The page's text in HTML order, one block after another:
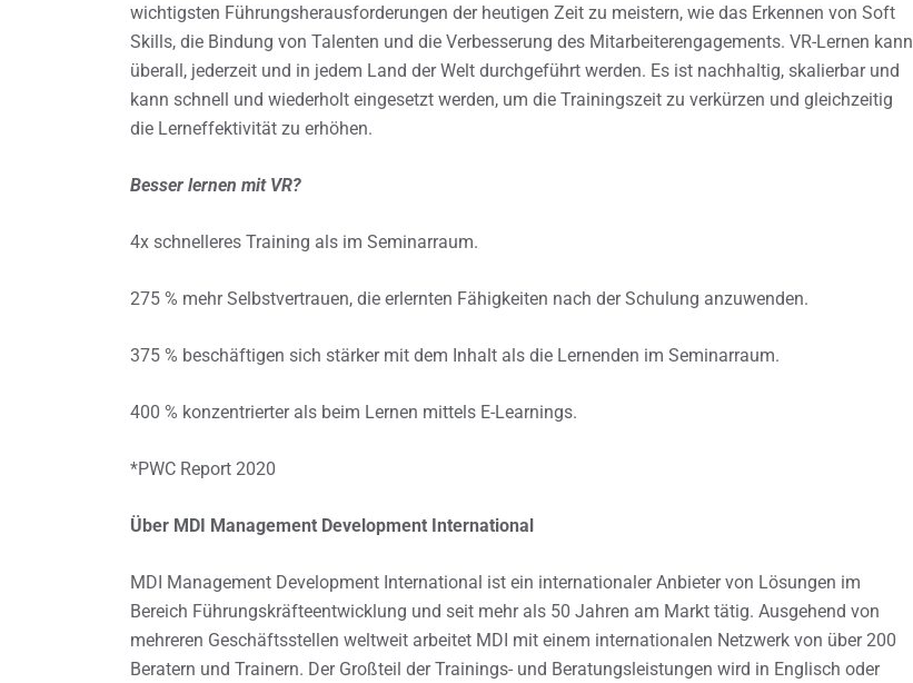
wichtigsten Führungsherausforderungen der heutigen Zeit zu meistern, wie das Erkennen von Soft
Skills, die Bindung von Talenten und die Verbesserung des Mitarbeiterengagements. VR-Lernen kann
überall, jederzeit und in jedem Land der Welt durchgeführt werden. Es ist nachhaltig, skalierbar und
kann schnell und wiederholt eingesetzt werden, um die Trainingszeit zu verkürzen und gleichzeitig
die Lerneffektivität zu erhöhen.
Besser lernen mit VR?
4x schnelleres Training als im Seminarraum.
275 % mehr Selbstvertrauen, die erlernten Fähigkeiten nach der Schulung anzuwenden.
375 % beschäftigen sich stärker mit dem Inhalt als die Lernenden im Seminarraum.
400 % konzentrierter als beim Lernen mittels E-Learnings.
*PWC Report 2020
Über MDI Management Development International
MDI Management Development International ist ein internationaler Anbieter von Lösungen im
Bereich Führungskräfteentwicklung und seit mehr als 50 Jahren am Markt tätig. Ausgehend von
mehreren Geschäftsstellen weltweit arbeitet MDI mit einem internationalen Netzwerk von über 200
Beratern und Trainern. Der Großteil der Trainings- und Beratungsleistungen wird in Englisch oder